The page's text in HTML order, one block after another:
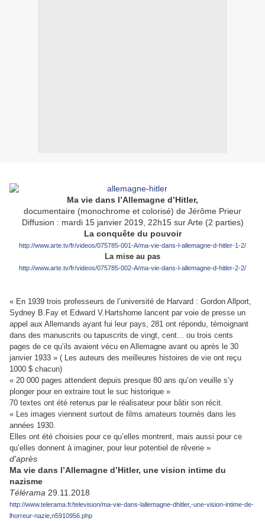
Ma vie dans l’Allemagne d’Hitler,
documentaire (monochrome et colorisé) de Jérôme Prieur
Diffusion : mardi 15 janvier 2019, 22h15 sur Arte (2 parties)
La conquête du pouvoir
http://www.arte.tv/fr/videos/075785-001-A/ma-vie-dans-l-allemagne-d-hitler-1-2/
La mise au pas
http://www.arte.tv/fr/videos/075785-002-A/ma-vie-dans-l-allemagne-d-hitler-2-2/
« En 1939 trois professeurs de l’université de Harvard : Gordon Allport,
Sydney B.Fay et Edward V.Hartshorne lancent par voie de presse un
appel aux Allemands ayant fui leur pays, 281 ont répondu, témoignant
dans des manuscrits ou tapuscrits de vingt, cent... ou trois cents
pages de ce qu’ils avaient vécu en Allemagne avant ou après le 30
janvier 1933 » ( Les auteurs des meilleures histoires de vie ont reçu
1000 $ chacun)
« 20 000 pages attendent depuis presque 80 ans qu’on veuille s’y
plonger pour en extraire tout le suc historique »
70 textes ont été retenus par le réalisateur pour bâtir son récit.
« Les images viennent surtout de films amateurs tournés dans les
années 1930.
Elles ont été choisies pour ce qu’elles montrent, mais aussi pour ce
qu’elles donnent à imaginer, pour leur potentiel de rêverie »
d'après
Ma vie dans l’Allemagne d’Hitler, une vision intime du
nazisme
Télérama 29.11.2018
http://www.telerama.fr/television/ma-vie-dans-lallemagne-dhitler,-une-vision-intime-de-
lhorreur-nazie,n5910956.php